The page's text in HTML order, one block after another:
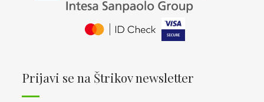
Prijavi se na Štrikov newsletter